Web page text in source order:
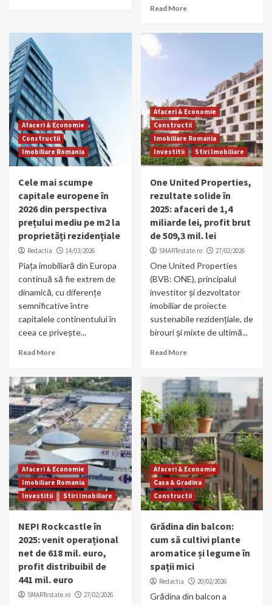
Read More
Afaceri & Economie
Constructii
Imobiliare Romania
Cele mai scumpe
capitale europene în
2026 din perspectiva
prețului mediu pe m2 la
proprietăți rezidențiale
Redactia 14/03/2026
Piața imobiliară din Europa
continuă să fie extrem de
dinamică, cu diferențe
semnificative între
capitalele continentului în
ceea ce privește...
Read More
Afaceri & Economie
Constructii
Imobiliare Romania
Investitii
Stiri Imobiliare
One United Properties,
rezultate solide în
2025: afaceri de 1,4
miliarde lei, profit brut
de 509,3 mil. lei
SMARTestate.ro 27/02/2026
One United Properties
(BVB: ONE), principalul
investitor și dezvoltator
imobiliar de proiecte
sustenabile rezidențiale, de
birouri și mixte de ultimă...
Read More
Afaceri & Economie
Imobiliare Romania
Investitii
Stiri Imobiliare
NEPI Rockcastle în
2025: venit operațional
net de 618 mil. euro,
profit distribuibil de
441 mil. euro
SMARTestate.ro 27/02/2026
Afaceri & Economie
Casa & Gradina
Constructii
Grădina din balcon:
cum să cultivi plante
aromatice și legume în
spații mici
Redactia 20/02/2026
Grădina din balcon a